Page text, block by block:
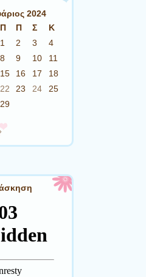
2024
Π Π Σ
Κ
1
2 3
4
8 9 10
11
15 16 17
18
22 23 24
25
29
άσκηση